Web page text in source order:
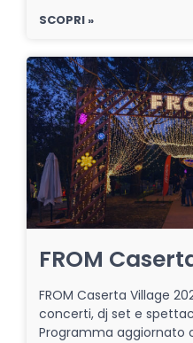
SCOPRI »
FROM
FROM Caserta Village
concerti, dj set e
Programma aggiornato